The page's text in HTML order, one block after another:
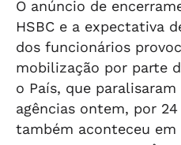
O anúncio de
HSBC e a expectativa
dos funcionários
mobilização por parte
o País, que
agências ontem, por
também aconteceu em